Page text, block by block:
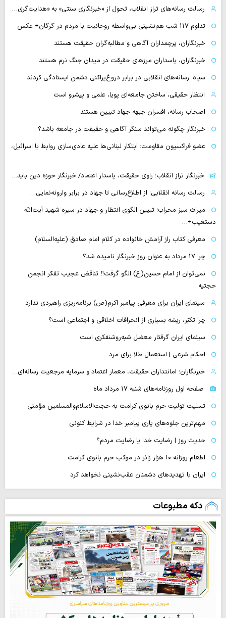
رسالت رسانه‌های تراز انقلاب، تحول از «خبرنگاری سنتی» به «هدایت‌گری…
تداوم ۱۱۷ شب هم‌نشینی بی‌واسطه روحانیت با مردم در گرگان+ عکس
خبرنگاران، پرچمداران آگاهی و مطالبه‌گران حقیقت هستند
خبرنگاران، پاسداران مرزهای حقیقت در میدان جنگ نرم هستند
سپاه: رسانه‌های انقلابی در برابر دروغ‌پراکنی دشمن ایستادگی کردند
انتظار حقیقی، ساختن جامعه‌ای پویا، علمی و پیشرو است
اصحاب رسانه، افسران جبهه جهاد تبیین هستند
خبرنگار چگونه می‌تواند سنگر آگاهی و حقیقت در جامعه باشد؟
عضو فراکسیون مقاومت: ابتکار لبنانی‌ها علیه عادی‌سازی روابط با اسرائیل،
…
خبرنگار تراز انقلاب؛ راوی حقیقت، پاسدار اعتماد/ خبرنگار حوزه دین باید…
رسالت رسانه انقلابی؛ از اطلاع‌رسانی تا جهاد در برابر وارونه‌نمایی…
میراث سبز محراب؛ تبیین الگوی انتظار و جهاد در سیره شهید آیت‌الله
دستغیب+…
معرفی کتاب راز آرامش خانواده در کلام امام صادق (علیه‌السلام)
چرا 17 مرداد به عنوان روز خبرنگار نامیده شد؟
نمی‌توان از امام حسین(ع) الگو گرفت‼ تناقض عجیب تفکر انجمن
حجتیه
سینمای ایران برای معرفی پیامبر اکرم(ص) برنامه‌ریزی راهبردی ندارد
چرا تکبّر، ریشه بسیاری از انحرافات اخلاقی و اجتماعی است؟
سینمای ایران گرفتار معضل شبه‌روشنفکری است
احکام شرعی | استعمال طلا برای مرد
خبرنگاران؛ امانتداران حقیقت، معمار اعتماد و سرمایه مرجعیت رسانه‌ای…
صفحه اول روزنامه‌های شنبه ۱۷ مرداد ماه
تسلیت تولیت حرم بانوی کرامت به حجت‌الاسلام‌والمسلمین مؤمنی
مهم‌ترین جلوه‌های یاری پیامبر خدا در شرایط کنونی
حدیث روز | رضایت خدا یا رضایت مردم؟
اطعام روزانه ۱۰ هزار زائر در موکب حرم بانوی کرامت
ایران با تهدیدهای دشمنان عقب‌نشینی نخواهد کرد
دکه مطبوعات